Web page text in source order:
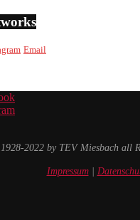
Email
2022 by TEV Miesbach all
Impressum|